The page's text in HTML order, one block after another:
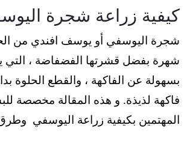
كيفية زراعة شجرة
شجرة اليوسفي أو يوسف افندي من
شهرة بفضل قشرتها الفضفاضة ، التي
بسهولة عن الفاكهة ، والقطع الحلوة
فاكهة لذيذة. و هذه المقالة مخصصة
المهتمين بكيفية زراعة اليوسفي وطرق